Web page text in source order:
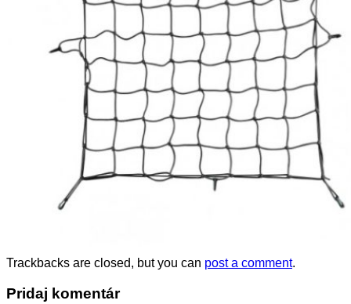
Trackbacks are closed, but you can post a comment.
Pridaj komentár